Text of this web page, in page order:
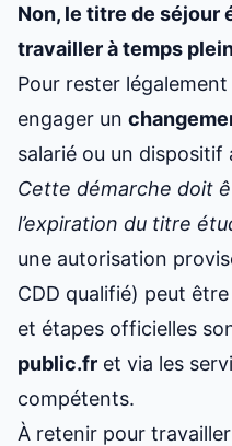
Non, le titre de séjour
travailler à temps
Pour rester
engager un
salarié ou un
Cette démarche doit
l’expiration du titre
une autorisation
CDD qualifié) peut
et étapes officielles
public.fr et via les
compétents.
À retenir pour